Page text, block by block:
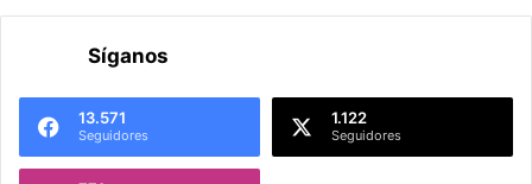
Síganos
13.571
Seguidores
1.122
Seguidores